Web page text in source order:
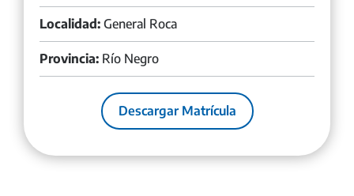
Localidad: General Roca
Provincia: Río Negro
Descargar Matrícula